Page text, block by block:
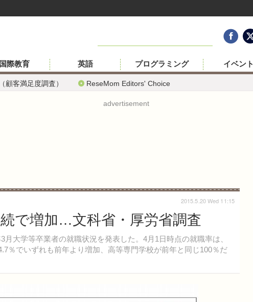
顧客満足度調査） ReseMom Editors' Choice
国際教育 英語 プログラミング イベント
advertisement
で増加…文科省・厚労省調査
大学等卒業者の就職状況を発表した。4月1日時点の就職率は、
％でいずれも前年より増加、高等専門学校が前年と同じ100％だ
2015.5.20 Wed 11:15